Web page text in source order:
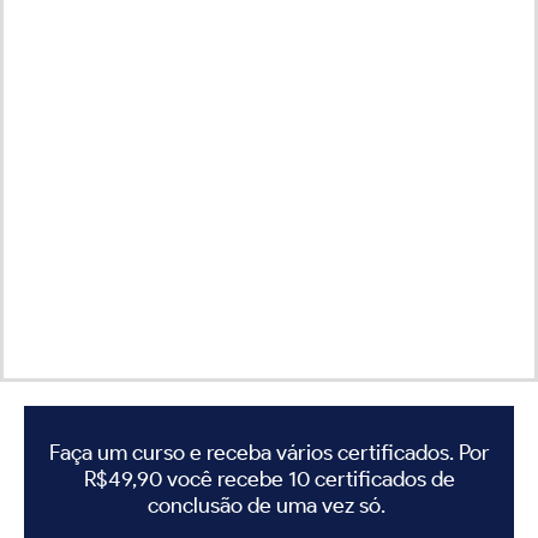
Faça um curso e receba vários certificados. Por
R$49,90 você recebe 10 certificados de
conclusão de uma vez só.